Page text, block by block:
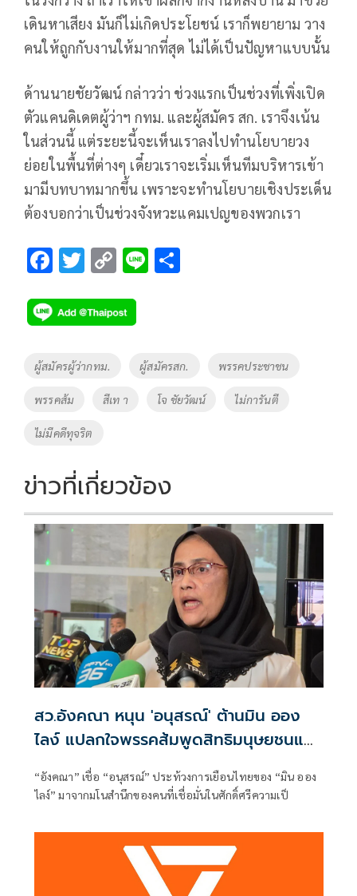
เดินหาเสียง มันก็ไม่เกิดประโยชน์ เราก็พยายาม วาง
คนให้ถูกกับงานให้มากที่สุด ไม่ได้เป็นปัญหาแบบนั้น
ด้านนายชัยวัฒน์ กล่าวว่า ช่วงแรกเป็นช่วงที่เพิ่งเปิด
ตัวแคนดิเดตผู้ว่าฯ กทม. และผู้สมัคร สก. เราจึงเน้น
ในส่วนนี้ แต่ระยะนี้จะเห็นเราลงไปทำนโยบายวง
ย่อยในพื้นที่ต่างๆ เดี๋ยวเราจะเริ่มเห็นทีมบริหารเข้า
มามีบทบาทมากขึ้น เพราะจะทำนโยบายเชิงประเด็น
ต้องบอกว่าเป็นช่วงจังหวะแคมเปญของพวกเรา
F
e
b
o
o
k
T
tt
er
C
p
y
k
Li
Tags
ผู้สมัครผู้ว่ากทม. ผู้สมัครสก. พรรคประชาชน
พรรคส้ม สีเท า โจ ชัยวัฒน์ ไม่การันตี
ไม่มีคดีทุจริต
ข่าวที่เกี่ยวข้อง
สว.อังคณา หนุน 'อนุสรณ์' ต้านมิน ออง
ไลง์ แปลกใจพรรคส้มพูดสิทธิมนุษยชนแต่
กลับเงียบ
“อังคณา” เชื่อ “อนุสรณ์” ประท้วงการเยือนไทยของ “มิน ออง
ไลง์” มาจากมโนสำนึกของคนที่เชื่อมั่นในศักดิ์ศรีความเป็